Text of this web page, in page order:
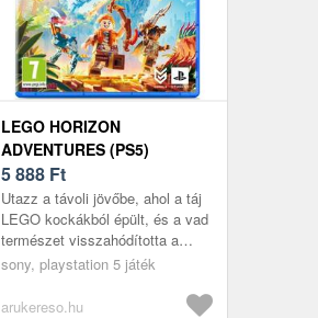
LEGO HORIZON
ADVENTURES (PS5)
5 888 Ft
Utazz a távoli jövőbe, ahol a táj
LEGO kockákból épült, és a vad
természet visszahódította a
Földet. Találkozz a Nora
sony, playstation 5 játék
arukereso.hu